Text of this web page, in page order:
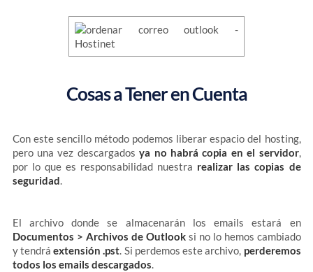
Cosas a Tener en Cuenta
Con este sencillo método podemos liberar espacio del hosting,
pero una vez descargadosya no habrá copia en el servidor,
por lo que es responsabilidad nuestra realizar las copias de
seguridad.
El archivo donde se almacenarán los emails estará en
Documentos > Archivos de Outlooksi no lo hemos cambiado
y tendrá extensión .pst. Si perdemos este archivo, perderemos
todos los emails descargados.